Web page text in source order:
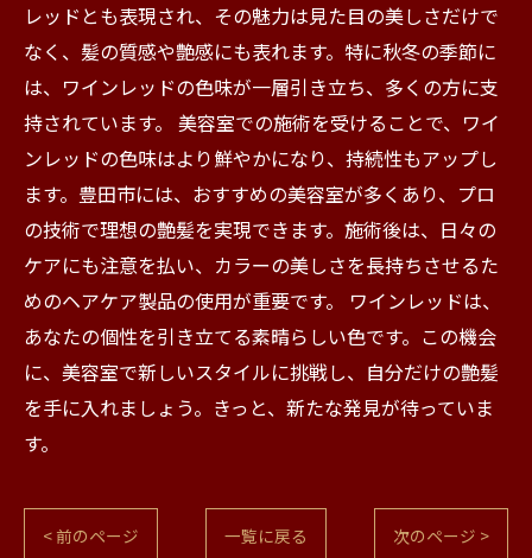
レッドとも表現され、その魅力は見た目の美しさだけで
なく、髪の質感や艶感にも表れます。特に秋冬の季節に
は、ワインレッドの色味が一層引き立ち、多くの方に支
持されています。 美容室での施術を受けることで、ワイ
ンレッドの色味はより鮮やかになり、持続性もアップし
ます。豊田市には、おすすめの美容室が多くあり、プロ
の技術で理想の艶髪を実現できます。施術後は、日々の
ケアにも注意を払い、カラーの美しさを長持ちさせるた
めのヘアケア製品の使用が重要です。 ワインレッドは、
あなたの個性を引き立てる素晴らしい色です。この機会
に、美容室で新しいスタイルに挑戦し、自分だけの艶髪
を手に入れましょう。きっと、新たな発見が待っていま
す。
< 前のページ 一覧に戻る 次のページ >